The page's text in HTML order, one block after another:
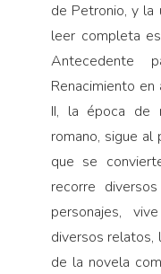
de Petronio, y la
leer completa es
Antecedente
Renacimiento
II, la época de
romano, sigue al
que se
recorre
personajes,
diversos relatos,
de la novela